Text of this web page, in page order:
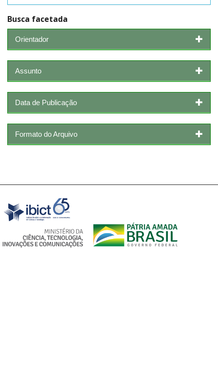
Busca facetada
Orientador
Assunto
Data de Publicação
Formato do Arquivo